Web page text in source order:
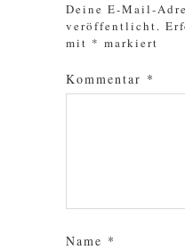
Deine E-Mail-
veröffentlicht.
mit * markiert
Kommentar *
Name *